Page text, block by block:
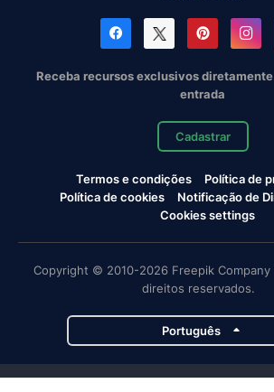
Receba recursos exclusivos
entrada
Cadastrar
Termos e condições
Política de
Política de cookies
Notificação de
Cookies settings
Copyright © 2010-2026 Freepik Company
direitos reservados.
Português